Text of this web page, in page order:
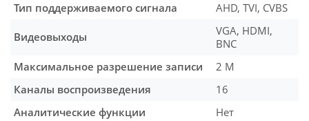
Тип поддерживаемого сигнала
AHD, TVI, CVBS
Видеовыходы
VGA, HDMI,
BNC
Максимальное разрешение записи
2 М
Каналы воспроизведения
16
Аналитические функции
Нет